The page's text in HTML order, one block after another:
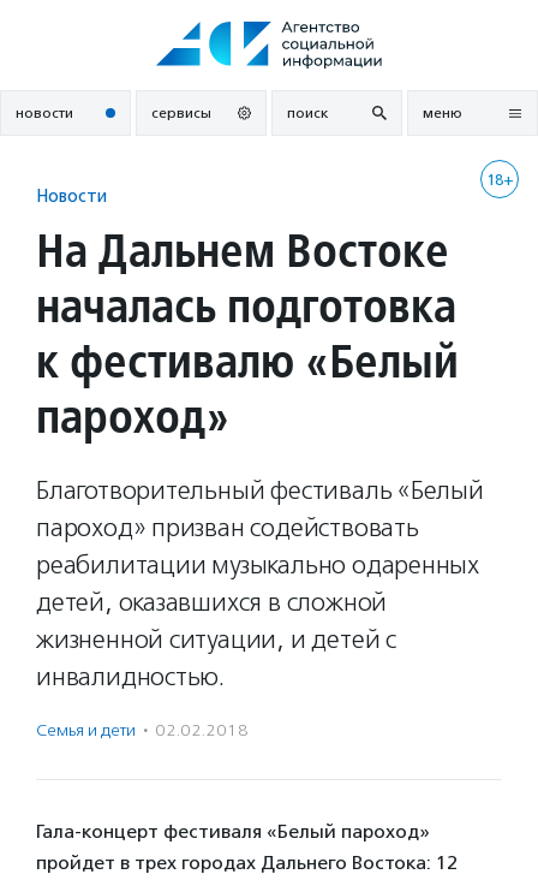
новости сервисы поиск меню
18+
Новости
На Дальнем Востоке
началась подготовка
к фестивалю «Белый
пароход»
Благотворительный фестиваль «Белый
пароход» призван содействовать
реабилитации музыкально одаренных
детей, оказавшихся в сложной
жизненной ситуации, и детей с
инвалидностью.
Семья и дети · 02.02.2018
Гала-концерт фестиваля «Белый пароход»
пройдет в трех городах Дальнего Востока: 12